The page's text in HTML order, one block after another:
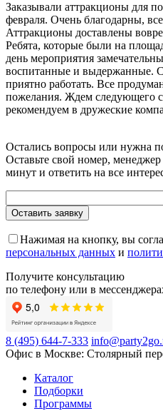
Заказывали аттракционы для
февраля. Очень благодарны,
Аттракционы доставлены
Ребята, которые были на
день мероприятия
воспитанные и выдержанные.
приятно работать. Все
пожелания. Ждем следующего
рекомендуем в дружеские
Остались вопросы или нужна
Оставьте свой номер,
минут и ответить на все
Нажимая на кнопку, вы
персональных данных и
Получите консультацию
по телефону или в
8 (495) 644-7-333
Офис в Москве: Столярный
Каталог
Подборки
Программы